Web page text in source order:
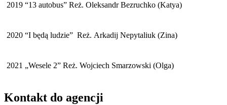
2019 “13 autobus” Reż. Oleksandr Bezruchko (Katya)
2020 “I będą ludzie” Reż. Arkadij Nepytaliuk (Zina)
2021 „Wesele 2” Reż. Wojciech Smarzowski (Olga)
Kontakt do agencji